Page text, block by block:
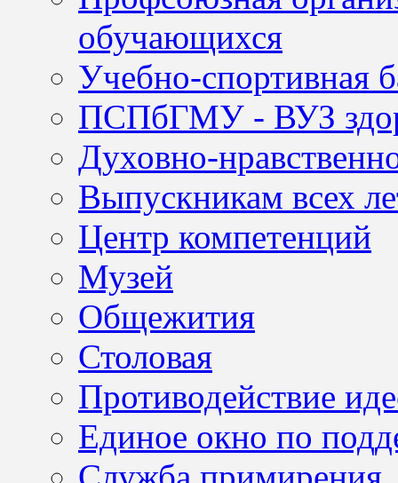
обучающихся
Учебно-спортивная
ПСПбГМУ - ВУЗ
Духовно-
Выпускникам всех
Центр компетенций
Музей
Общежития
Столовая
Противодействие
Единое окно по